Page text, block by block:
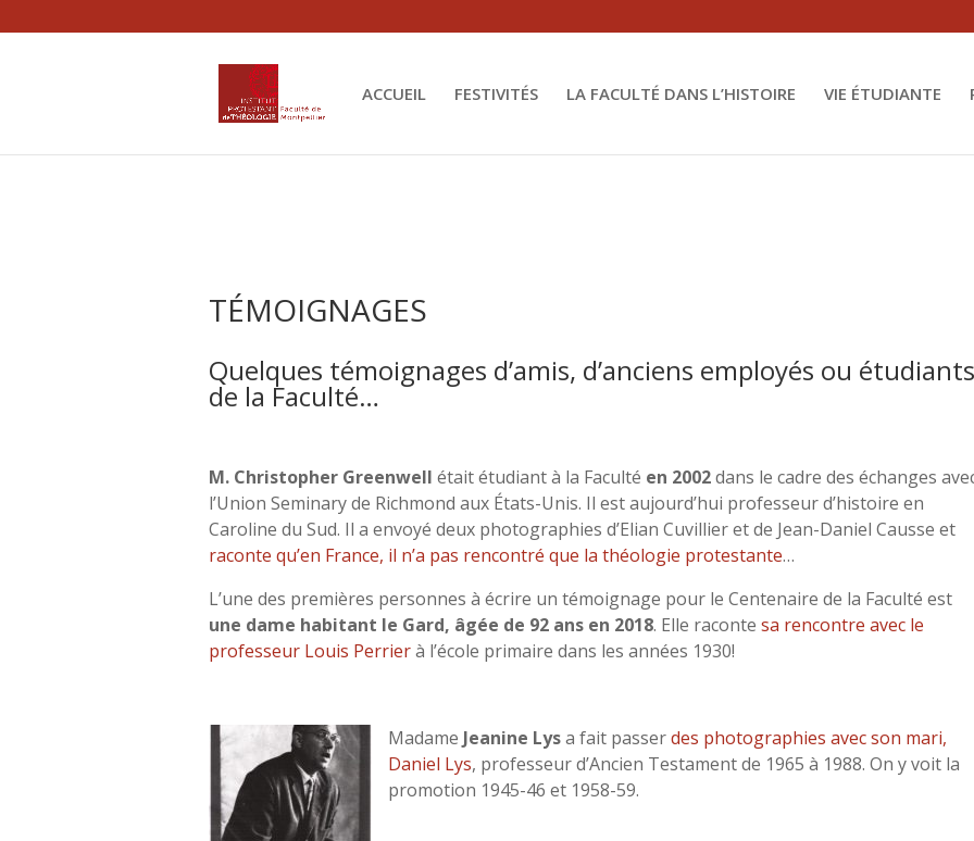
Warning: The magic method Nextend\Framework\Pattern\SingletonTrait::__wakeup() must have public visibility in/
content/plugins/smart-slider-3/Nextend/Framework/Pattern/SingletonTrait.php
ACCUEIL FESTIVITÉS LA FACULTÉ DANS L’HISTOIRE VIE ÉTUDIANTE
TÉMOIGNAGES
Quelques témoignages d’amis, d’anciens employés ou étudiants
de la Faculté…
M. Christopher Greenwell était étudiant à la Faculté en 2002dans le cadre des échanges
l’Union Seminary de Richmond aux États-Unis. Il est aujourd’hui professeur d’histoire en
Caroline du Sud. Il a envoyé deux photographies d’Elian Cuvillier et de Jean-Daniel Causse et
raconte qu’en France, il n’a pas rencontré que la théologie protestante…
L’une des premières personnes à écrire un témoignage pour le Centenaire de la Faculté est
une dame habitant le Gard, âgée de 92 ans en 2018. Elle raconte sa rencontre avec le
professeur Louis Perrierà l’école primaire dans les années 1930!
Madame Jeanine Lysa fait passerdes photographies avec son mari,
Daniel Lys, professeur d’Ancien Testament de 1965 à 1988. On y voit la
promotion 1945-46 et 1958-59.